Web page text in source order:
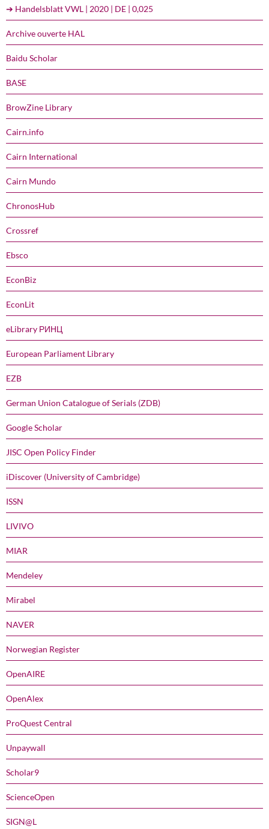
➔ Handelsblatt VWL | 2020 | DE | 0,025
Archive ouverte HAL
Baidu Scholar
BASE
BrowZine Library
Cairn.info
Cairn International
Cairn Mundo
ChronosHub
Crossref
Ebsco
EconBiz
EconLit
eLibrary РИНЦ
European Parliament Library
EZB
German Union Catalogue of Serials (ZDB)
Google Scholar
JISC Open Policy Finder
iDiscover (University of Cambridge)
ISSN
LIVIVO
MIAR
Mendeley
Mirabel
NAVER
Norwegian Register
OpenAIRE
OpenAlex
ProQuest Central
Unpaywall
Scholar9
ScienceOpen
SIGN@L